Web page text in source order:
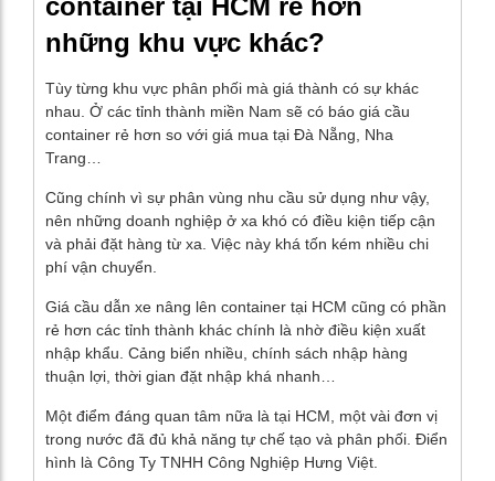
container tại HCM rẻ hơn
những khu vực khác?
Tùy từng khu vực phân phối mà giá thành có sự khác
nhau. Ở các tỉnh thành miền Nam sẽ có báo giá cầu
container rẻ hơn so với giá mua tại Đà Nẵng, Nha
Trang…
Cũng chính vì sự phân vùng nhu cầu sử dụng như vậy,
nên những doanh nghiệp ở xa khó có điều kiện tiếp cận
và phải đặt hàng từ xa. Việc này khá tốn kém nhiều chi
phí vận chuyển.
Giá cầu dẫn xe nâng lên container tại HCM cũng có phần
rẻ hơn các tỉnh thành khác chính là nhờ điều kiện xuất
nhập khẩu. Cảng biển nhiều, chính sách nhập hàng
thuận lợi, thời gian đặt nhập khá nhanh…
Một điểm đáng quan tâm nữa là tại HCM, một vài đơn vị
trong nước đã đủ khả năng tự chế tạo và phân phối. Điển
hình là Công Ty TNHH Công Nghiệp Hưng Việt.